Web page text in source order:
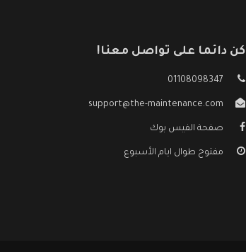
كن دائما على تواصل معنا!
01108098347
support@the-maintenance.com
صفحة الفيس بوك
مفتوح طوال ايام الأسبوع